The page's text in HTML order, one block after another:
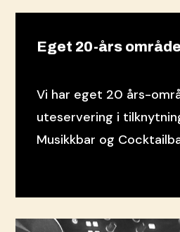
Eget 20-års område
Vi har eget 20 års-
uteservering i
Musikkbar og